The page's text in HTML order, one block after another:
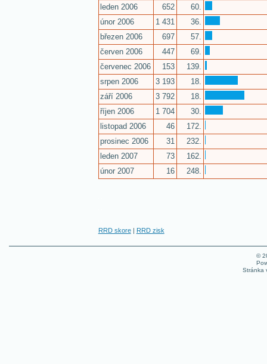
leden 2006
652
60.
únor 2006
1 431
36.
březen 2006
697
57.
červen 2006
447
69.
červenec 2006
153
139.
srpen 2006
3 193
18.
září 2006
3 792
18.
říjen 2006
1 704
30.
listopad 2006
46
172.
prosinec 2006
31
232.
leden 2007
73
162.
únor 2007
16 248.
RRD skore| RRD zisk
©
Stránka